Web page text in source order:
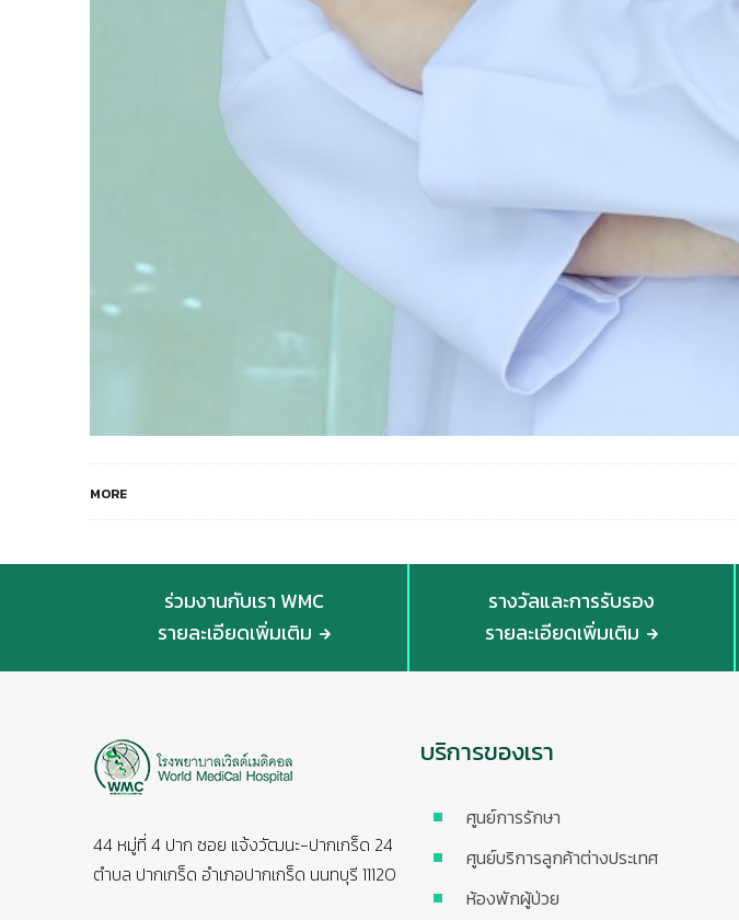
MORE
ร่วมงานกับเรา WMC
รายละเอียดเพิ่มเติม
รางวัลและการรับรอง
รายละเอียดเพิ่มเติม
44 หมู่ที่ 4 ปาก ซอย แจ้งวัฒนะ-ปากเกร็ด 24
ตำบล ปากเกร็ด อำเภอปากเกร็ด นนทบุรี 11120
บริการของเรา
ศูนย์การรักษา
ศูนย์บริการลูกค้าต่างประเทศ
ห้องพักผู้ป่วย